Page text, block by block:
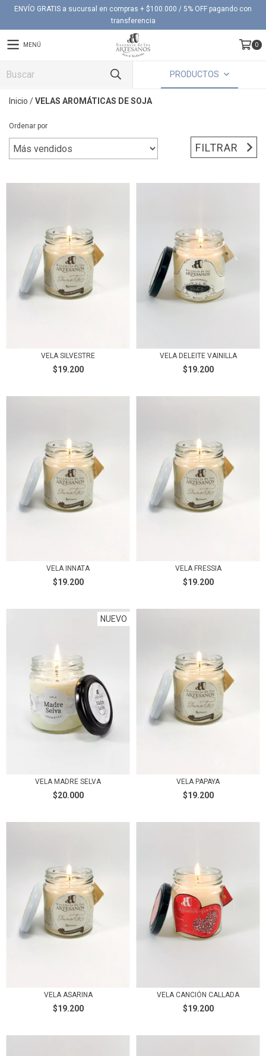
ENVÍO GRATIS a sucursal en compras + $100.000 / 5% OFF pagando con
transferencia
MENÚ 0
PRODUCTOS
Inicio /VELAS AROMÁTICAS DE SOJA
Ordenar por
FILTRAR
VELA SILVESTRE
$19.200
VELA DELEITE VAINILLA
$19.200
VELA INNATA
$19.200
VELA FRESSIA
$19.200
NUEVO
VELA MADRE SELVA
$20.000
VELA PAPAYA
$19.200
VELA ASARINA
$19.200
VELA CANCIÓN CALLADA
$19.200